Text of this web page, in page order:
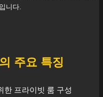
니다.
주요 특징
한 프라이빗 룸 구성